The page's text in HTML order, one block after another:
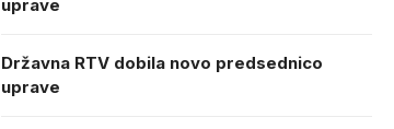
uprave
Državna RTV dobila novo predsednico
uprave